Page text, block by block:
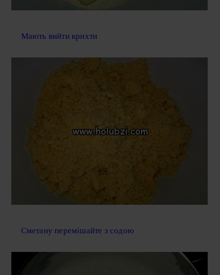
Мають вийти крихти
Сметану перемішайте з содою